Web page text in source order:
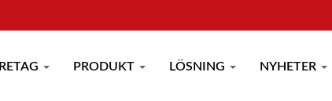
PRODUKT LÖSNING NYHETER